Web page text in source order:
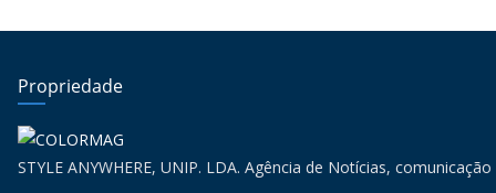
Propriedade
STYLE ANYWHERE, UNIP. LDA. Agência de Notícias,